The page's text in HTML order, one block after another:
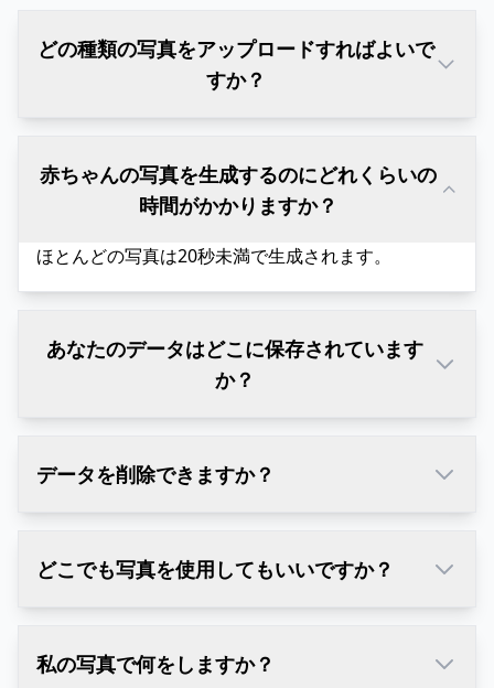
どの種類の写真をアップロードすればよいで
すか？
赤ちゃんの写真を生成するのにどれくらいの
時間がかかりますか？
ほとんどの写真は20秒未満で生成されます。
あなたのデータはどこに保存されています
か？
データを削除できますか？
どこでも写真を使用してもいいですか？
私の写真で何をしますか？